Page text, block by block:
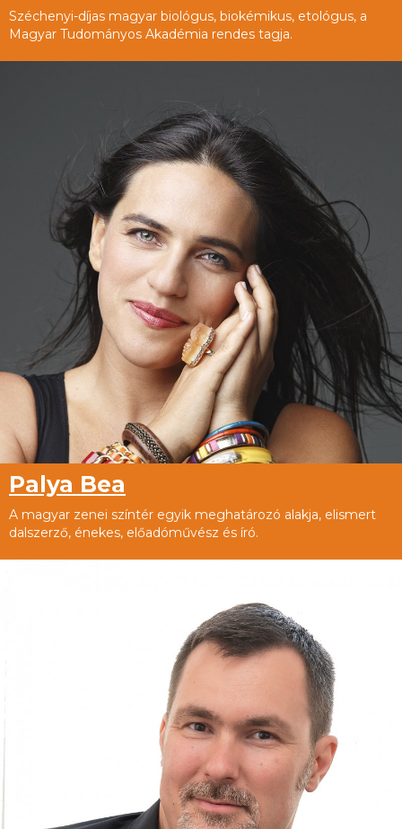
Széchenyi-díjas magyar biológus, biokémikus, etológus, a
Magyar Tudományos Akadémia rendes tagja.
Palya Bea
A magyar zenei színtér egyik meghatározó alakja, elismert
dalszerző, énekes, előadóművész és író.